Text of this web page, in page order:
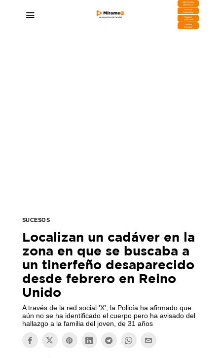
DESCARGA
MIRAPLAY
Buzón de
Sugerencias
Contratar
Publicidad
Contacto
Comercial
SUCESOS
Localizan un cadáver en la
zona en que se buscaba a
un tinerfeño desaparecido
desde febrero en Reino
Unido
A través de la red social 'X', la Policía ha afirmado que
aún no se ha identificado el cuerpo pero ha avisado del
hallazgo a la familia del joven, de 31 años